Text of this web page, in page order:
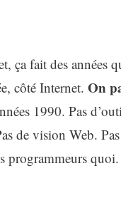
ça fait des années
côté Internet. On
1990. Pas
de vision Web.
programmeurs